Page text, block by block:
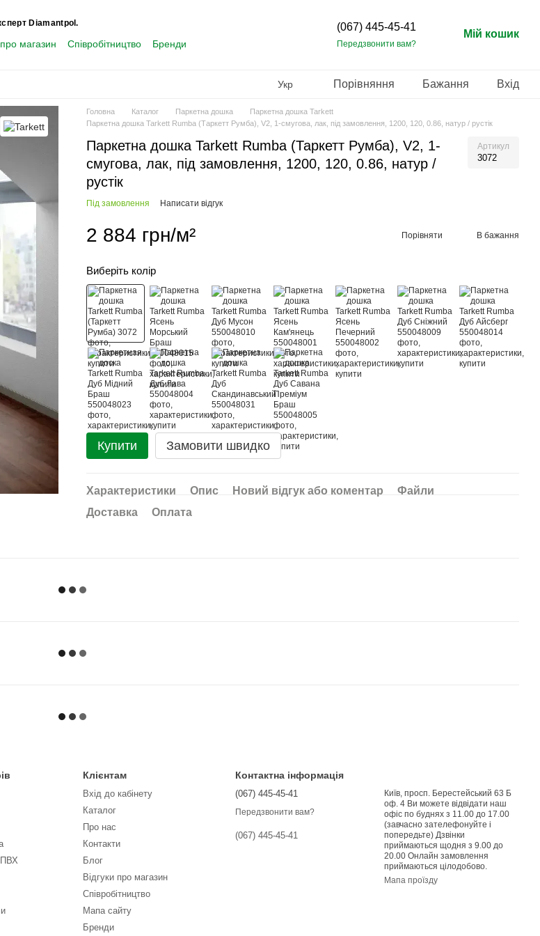
Diamantpol.
про магазин Співробітництво
Бренди
(067) 445-45-41
Передзвонити вам?
Мій кошик
Укр Порівняння Бажання Вхід
Головна Каталог Паркетна дошка
Паркетна дошка Tarkett
Паркетна дошка Tarkett Rumba (Таркетт Румба), V2, 1-смугова, лак, під замовлення, 1200, 120, 0.86, натур / рустік
Паркетна дошка Tarkett Rumba (Таркетт Румба), V2, 1-
смугова, лак, під замовлення, 1200, 120, 0.86, натур /
рустік
Артикул
3072
Під замовлення Написати відгук
2 884 грн/м² Порівняти В бажання
Виберіть колір
Купити Замовити швидко
Характеристики Опис Новий відгук або коментар
Файли
Доставка
Оплата
ПВХ
Клієнтам
Вхід до кабінету
Каталог
Про нас
Контакти
Блог
Відгуки про магазин
Співробітництво
Мапа сайту
Бренди
Контактна інформація
(067) 445-45-41
Передзвонити вам?
(067) 445-45-41
Київ, просп. Берестейський 63 Б
оф. 4 Ви можете відвідати наш
офіс по буднях з 11.00 до 17.00
(завчасно зателефонуйте і
попередьте) Дзвінки
приймаються щодня з 9.00 до
20.00 Онлайн замовлення
приймаються цілодобово.
Мапа проїзду